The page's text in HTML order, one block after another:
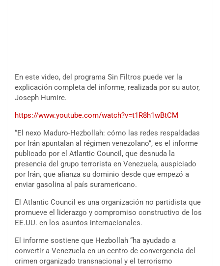
En este video, del programa Sin Filtros puede ver la
explicación completa del informe, realizada por su autor,
Joseph Humire.
https://www.youtube.com/watch?v=t1R8h1wBtCM
“El nexo Maduro-Hezbollah: cómo las redes respaldadas
por Irán apuntalan al régimen venezolano”, es el informe
publicado por el Atlantic Council, que desnuda la
presencia del grupo terrorista en Venezuela, auspiciado
por Irán, que afianza su dominio desde que empezó a
enviar gasolina al país suramericano.
El Atlantic Council es una organización no partidista que
promueve el liderazgo y compromiso constructivo de los
EE.UU. en los asuntos internacionales.
El informe sostiene que Hezbollah “ha ayudado a
convertir a Venezuela en un centro de convergencia del
crimen organizado transnacional y el terrorismo